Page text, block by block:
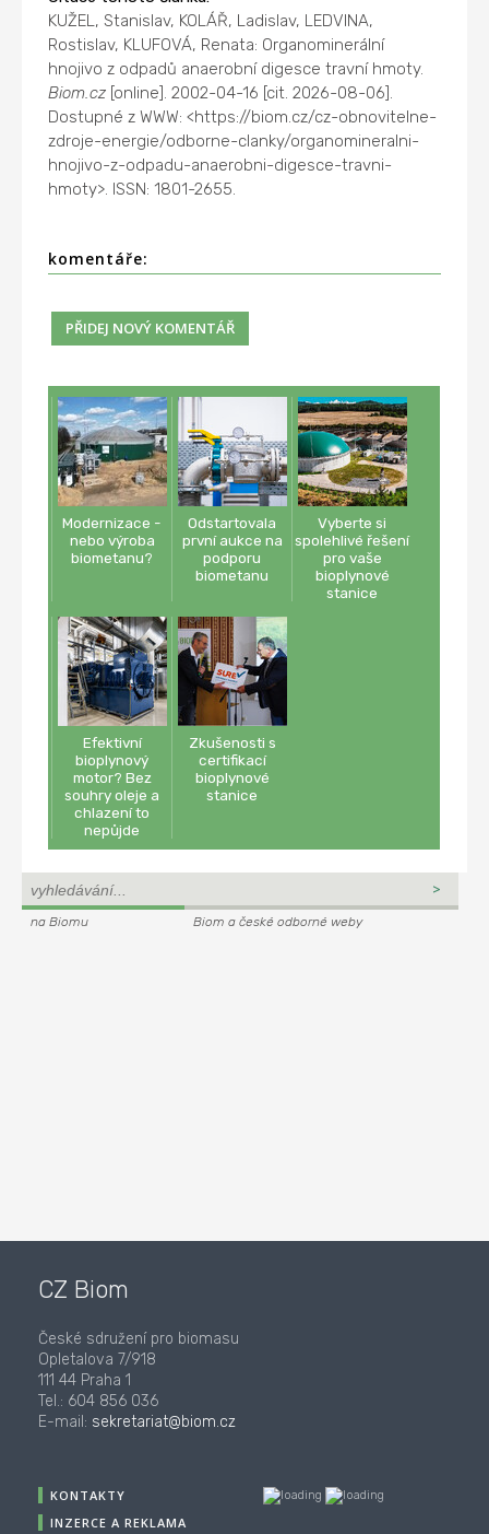
KUŽEL, Stanislav, KOLÁŘ, Ladislav, LEDVINA,
Rostislav, KLUFOVÁ, Renata: Organominerální
hnojivo z odpadů anaerobní digesce travní hmoty.
Biom.cz [online]. 2002-04-16 [cit. 2026-08-06].
Dostupné z WWW: <https://biom.cz/cz-obnovitelne-
zdroje-energie/odborne-clanky/organomineralni-
hnojivo-z-odpadu-anaerobni-digesce-travni-
hmoty>. ISSN: 1801-2655.
komentáře:
Modernizace -
nebo výroba
biometanu?
Odstartovala
první aukce na
podporu
biometanu
Vyberte si
spolehlivé řešení
pro vaše
bioplynové
stanice
Efektivní
bioplynový
motor? Bez
souhry oleje a
chlazení to
nepůjde
Zkušenosti s
certifikací
bioplynové
stanice
na Biomu Biom a české odborné weby
CZ Biom
České sdružení pro biomasu
Opletalova 7/918
111 44 Praha 1
Tel.: 604 856 036
E-mail: sekretariat@biom.cz
KONTAKTY
INZERCE A REKLAMA